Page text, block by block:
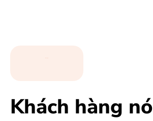
Khách hàng